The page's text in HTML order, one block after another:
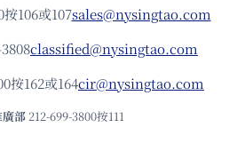
106或107sales@nysingtao.com
classified@nysingtao.com
按162或164cir@nysingtao.com
部 212-699-3800按111